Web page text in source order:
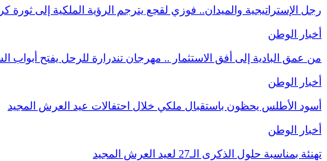
رجل الإستراتيجية والميدان.. فوزي لقجع يترجم الرؤية الملكية إلى ثورة
أخبار الوطن
من عمق البادية إلى أفق الاستثمار .. مهرجان تندرارة للرحل يفتح أبواب
أخبار الوطن
أسود الأطلس يحظون باستقبال ملكي خلال احتفالات عيد العرش المجيد
أخبار الوطن
تهنئة بمناسبة حلول الذكرى الـ27 لعيد العرش المجيد